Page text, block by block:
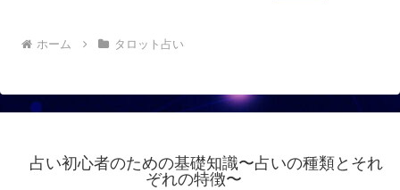
ホーム タロット占い
占い初心者のための基礎知識〜占いの種類とそれ
ぞれの特徴〜